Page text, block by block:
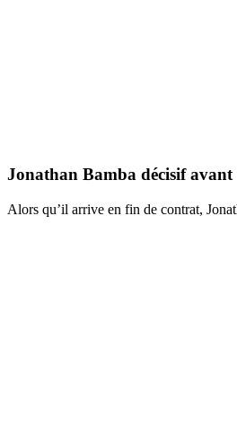
Jonathan Bamba décisif
Alors qu’il arrive en fin de contrat,